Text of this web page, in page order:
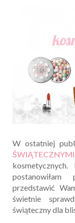
W ostatniej
ŚWIĄTECZNYMI
przedstawić
świetnie
świąteczny dla